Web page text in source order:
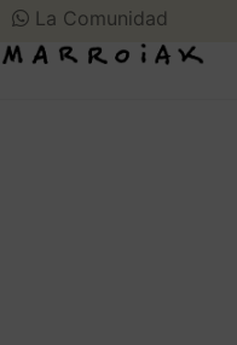
La Comunidad